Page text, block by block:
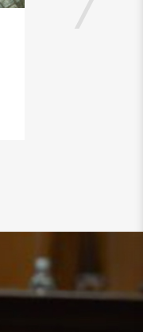
04.08.2026